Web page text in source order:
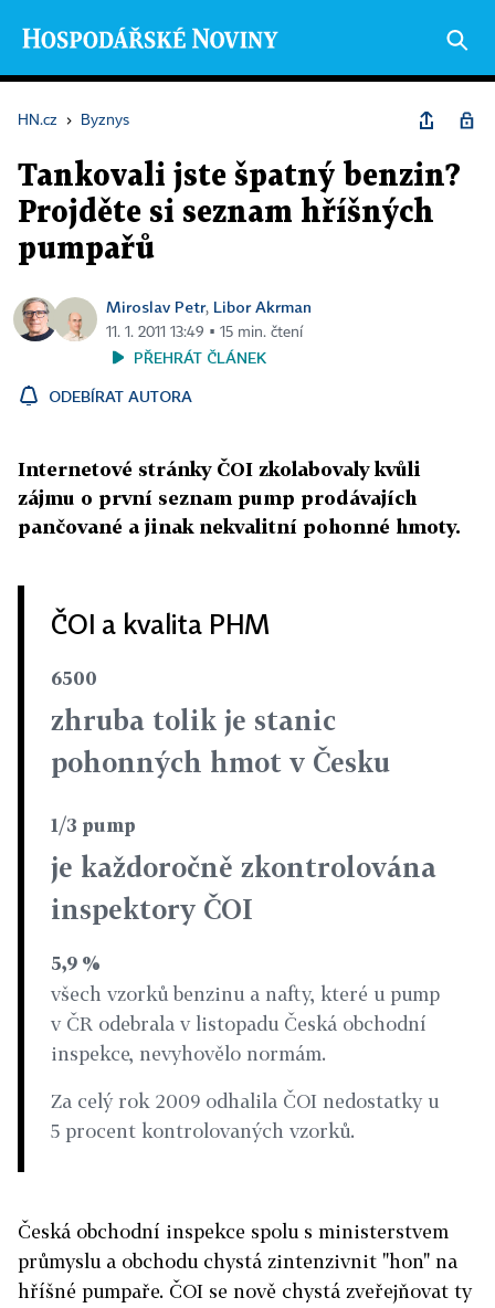
HN.cz › Byznys
Tankovali jste špatný benzin?
Projděte si seznam hříšných
pumpařů
Miroslav Petr, Libor Akrman
11. 1. 2011 13:49 ▪ 15 min. čtení
PŘEHRÁT ČLÁNEK
ODEBÍRAT AUTORA
Internetové stránky ČOI zkolabovaly kvůli
zájmu o první seznam pump prodávajích
pančované a jinak nekvalitní pohonné hmoty.
ČOI a kvalita PHM
6500
zhruba tolik je stanic
pohonných hmot v Česku
1/3 pump
je každoročně zkontrolována
inspektory ČOI
5,9 %
všech vzorků benzinu a nafty, které u pump
v ČR odebrala v listopadu Česká obchodní
inspekce, nevyhovělo normám.
Za celý rok 2009 odhalila ČOI nedostatky u
5 procent kontrolovaných vzorků.
Česká obchodní inspekce spolu s ministerstvem
průmyslu a obchodu chystá zintenzivnit "hon" na
hříšné pumpaře. ČOI se nově chystá zveřejňovat ty